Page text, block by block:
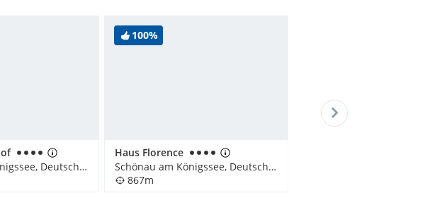
Schönau am Königssee, Deutschland
100%
Haus Florence
Schönau am Königssee, Deutschland
867m